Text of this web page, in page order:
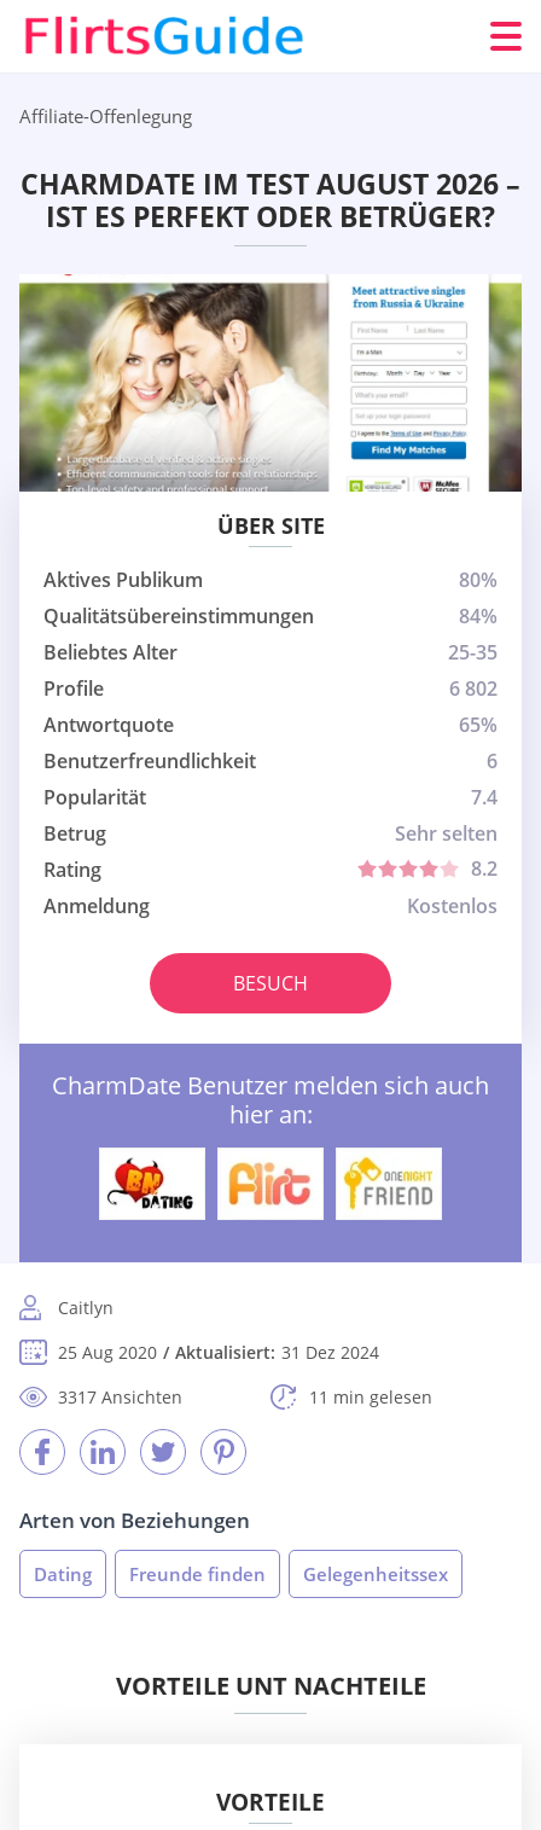
Affiliate-Offenlegung
CHARMDATE IM TEST AUGUST 2026 –
IST ES PERFEKT ODER BETRÜGER?
ÜBER SITE
Aktives Publikum
80%
Qualitätsübereinstimmungen
84%
Beliebtes Alter
25-35
Profile
6 802
Antwortquote
65%
Benutzerfreundlichkeit
6
Popularität
7.4
Betrug
Sehr selten
Rating
8.2
Anmeldung
Kostenlos
BESUCH
CharmDate Benutzer melden sich auch
hier an:
Caitlyn
25 Aug 2020
Aktualisiert: 31 Dez 2024
3317 Ansichten
11 min gelesen
Arten von Beziehungen
Dating Freunde finden Gelegenheitssex
VORTEILE UNT NACHTEILE
VORTEILE